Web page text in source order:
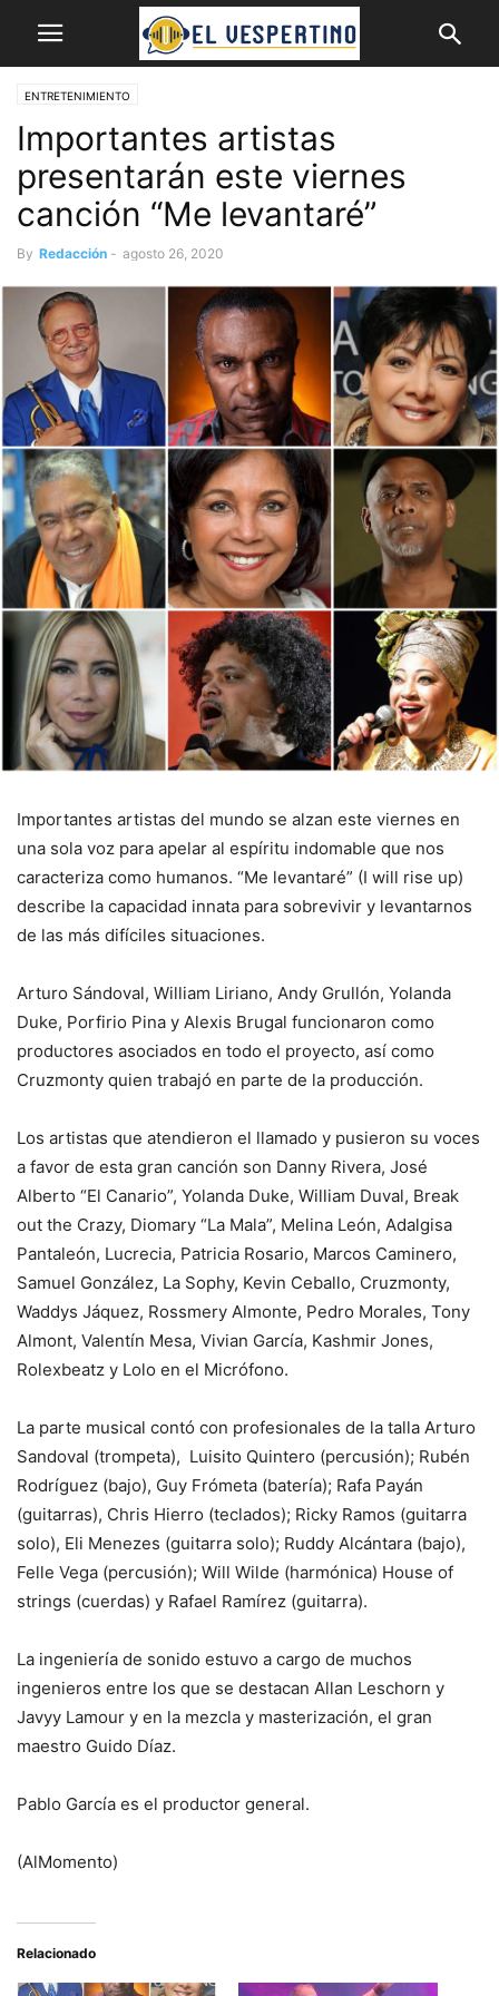
ENTRETENIMIENTO
Importantes artistas
presentarán este viernes
canción “Me levantaré”
By Redacción - agosto 26, 2020
Importantes artistas del mundo se alzan este viernes en
una sola voz para apelar al espíritu indomable que nos
caracteriza como humanos. “Me levantaré” (I will rise up)
describe la capacidad innata para sobrevivir y levantarnos
de las más difíciles situaciones.
Arturo Sándoval, William Liriano, Andy Grullón, Yolanda
Duke, Porfirio Pina y Alexis Brugal funcionaron como
productores asociados en todo el proyecto, así como
Cruzmonty quien trabajó en parte de la producción.
Los artistas que atendieron el llamado y pusieron su voces
a favor de esta gran canción son Danny Rivera, José
Alberto “El Canario”, Yolanda Duke, William Duval, Break
out the Crazy, Diomary “La Mala”, Melina León, Adalgisa
Pantaleón, Lucrecia, Patricia Rosario, Marcos Caminero,
Samuel González, La Sophy, Kevin Ceballo, Cruzmonty,
Waddys Jáquez, Rossmery Almonte, Pedro Morales, Tony
Almont, Valentín Mesa, Vivian García, Kashmir Jones,
Rolexbeatz y Lolo en el Micrófono.
La parte musical contó con profesionales de la talla Arturo
Sandoval (trompeta), Luisito Quintero (percusión); Rubén
Rodríguez (bajo), Guy Frómeta (batería); Rafa Payán
(guitarras), Chris Hierro (teclados); Ricky Ramos (guitarra
solo), Eli Menezes (guitarra solo); Ruddy Alcántara (bajo),
Felle Vega (percusión); Will Wilde (harmónica) House of
strings (cuerdas) y Rafael Ramírez (guitarra).
La ingeniería de sonido estuvo a cargo de muchos
ingenieros entre los que se destacan Allan Leschorn y
Javyy Lamour y en la mezcla y masterización, el gran
maestro Guido Díaz.
Pablo García es el productor general.
(AlMomento)
Relacionado